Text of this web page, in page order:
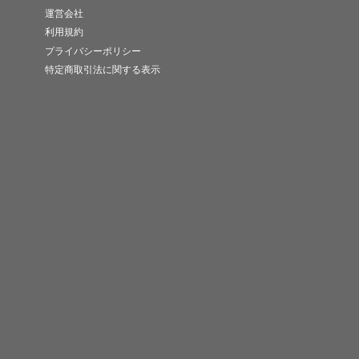
運営会社
利用規約
プライバシーポリシー
特定商取引法に関する表示